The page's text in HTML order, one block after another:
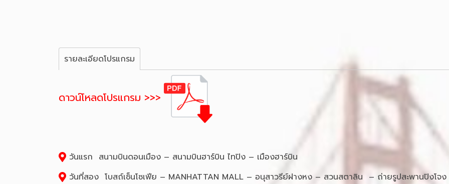
รายละเอียดโปรแกรม
ดาวน์โหลดโปรแกรม >>>
วันแรก สนามบินดอนเมือง – สนามบินฮาร์บิน ไทปิง – เมืองฮาร์บิน
วันที่สอง โบสถ์เซ็นโซเฟีย – MANHATTAN MALL – อนุสาวรีย์ฝางหง – สวนสตาลิน – ถ่ายรูปสะพานปิงโจง